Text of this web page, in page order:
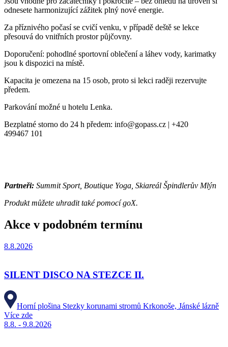
odnesete harmonizující zážitek plný nové energie.
Za příznivého počasí se cvičí venku, v případě deště se lekce
přesouvá do vnitřních prostor půjčovny.
Doporučení: pohodlné sportovní oblečení a láhev vody, karimatky
jsou k dispozici na místě.
Kapacita je omezena na 15 osob, proto si lekci raději rezervujte
předem.
Parkování možné u hotelu Lenka.
Bezplatné storno do 24 h předem: info@gopass.cz | +420
499467 101
Partneři: Summit Sport, Boutique Yoga, Skiareál Špindlerův Mlýn
Produkt můžete uhradit také pomocí goX.
Akce v podobném termínu
8.8.2026
SILENT DISCO NA STEZCE II.
Horní plošina Stezky korunami stromů Krkonoše, Jánské lázně
Více zde
8.8. - 9.8.2026